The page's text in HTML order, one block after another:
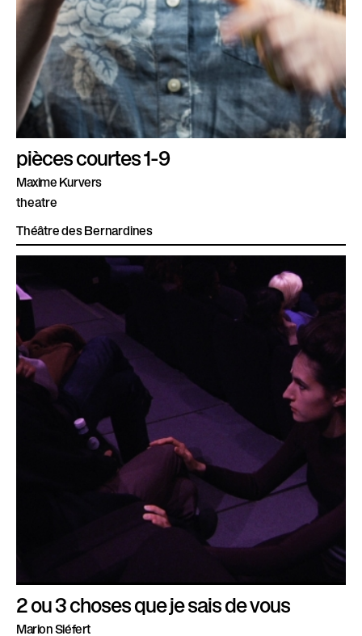
pièces courtes 1-9
Maxime Kurvers
theatre
Théâtre des Bernardines
2 ou 3 choses que je sais de vous
Marion Siéfert